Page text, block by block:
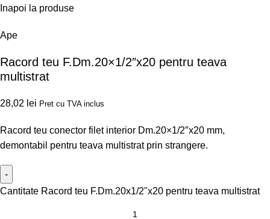
Inapoi la produse
Ape
Racord teu F.Dm.20×1/2″x20 pentru teava
multistrat
28,02 lei Pret cu TVA inclus
Racord teu conector filet interior Dm.20×1/2″x20 mm,
demontabil pentru teava multistrat prin strangere.
Cantitate Racord teu F.Dm.20x1/2"x20 pentru teava multistrat